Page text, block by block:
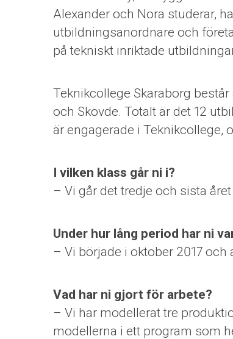
Alexander och Nora studerar,
utbildningsanordnare och
på tekniskt inriktade
Teknikcollege Skaraborg
och Skövde. Totalt är det 12
är engagerade i Teknikcollege,
I vilken klass går ni i?
– Vi går det tredje och sista
Under hur lång period har ni
– Vi började i oktober 2017
Vad har ni gjort för arbete?
– Vi har modellerat tre
modellerna i ett program som